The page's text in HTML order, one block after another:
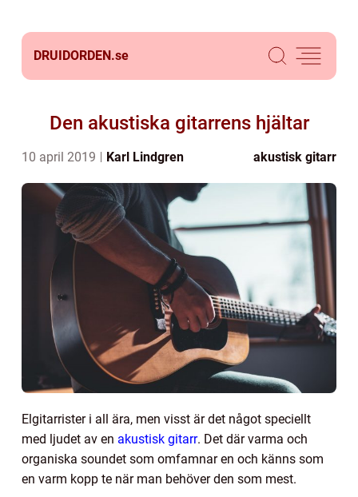
DRUIDORDEN.se
Den akustiska gitarrens hjältar
10 april 2019 Karl Lindgren akustisk gitarr
Elgitarrister i all ära, men visst är det något speciellt
med ljudet av en akustisk gitarr. Det där varma och
organiska soundet som omfamnar en och känns som
en varm kopp te när man behöver den som mest.